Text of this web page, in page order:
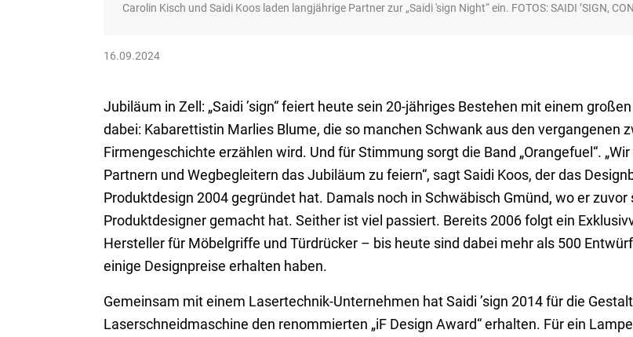
Carolin Kisch und Saidi Koos laden langjährige Partner zur „Saidi 'sign Night“ ein. FOTOS: SAIDI ’SIGN,
16.09.2024
Jubiläum in Zell: „Saidi ’sign“ feiert heute sein 20-jähriges Bestehen mit einem
dabei: Kabarettistin Marlies Blume, die so manchen Schwank aus den vergangenen
Firmengeschichte erzählen wird. Und für Stimmung sorgt die Band „Orangefuel“.
Partnern und Wegbegleitern das Jubiläum zu feiern“, sagt Saidi Koos, der das
Produktdesign 2004 gegründet hat. Damals noch in Schwäbisch Gmünd, wo er zuvor
Produktdesigner gemacht hat. Seither ist viel passiert. Bereits 2006 folgt ein
Hersteller für Möbelgriffe und Türdrücker – bis heute sind dabei mehr als 500
einige Designpreise erhalten haben.
Gemeinsam mit einem Lasertechnik-Unternehmen hat Saidi ’sign 2014 für die
Laserschneidmaschine den renommierten „iF Design Award“ erhalten. Für ein